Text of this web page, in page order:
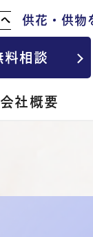
供花・供物
料相談
会社概要